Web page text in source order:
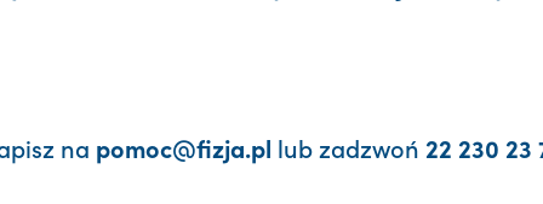
na pomoc@fizja.pl lub zadzwoń 22 230 23